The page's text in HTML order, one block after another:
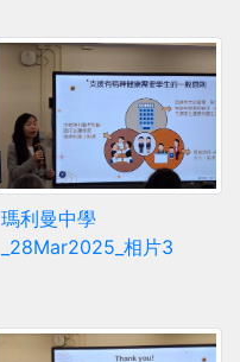
瑪利曼中學
_28Mar2025_相片3